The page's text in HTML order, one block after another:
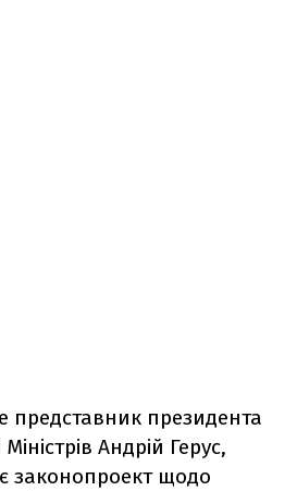
представник президента
Андрій Герус,
законопроект щодо